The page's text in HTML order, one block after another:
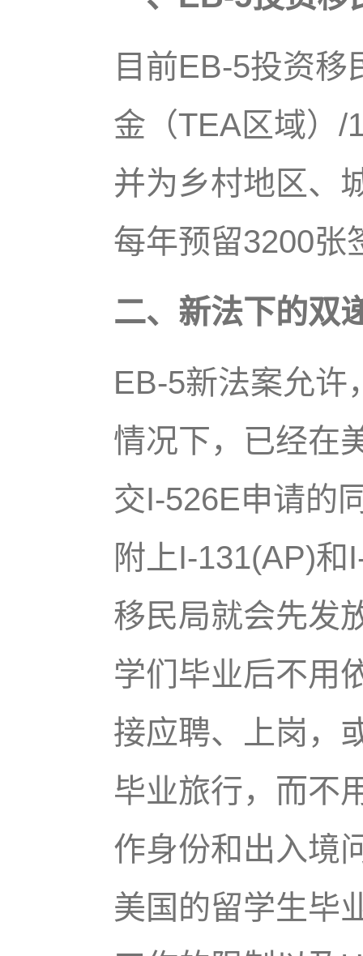
目前EB-5投资
金（TEA区域）/
并为乡村地区、
每年预留3200张
二、新法下的双
EB-5新法案允许
情况下，已经在
交I-526E申请的
附上I-131(AP)
移民局就会先发
学们毕业后不用
接应聘、上岗，
毕业旅行，而不
作身份和出入境
美国的留学生毕